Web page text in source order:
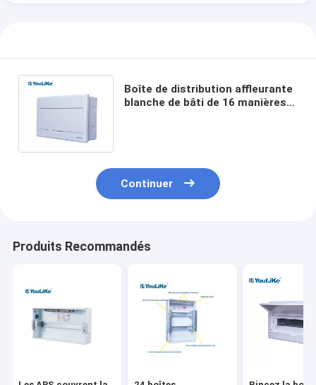
Boîte de distribution affleurante
blanche de bâti de 16 manières,
Continuer
Produits Recommandés